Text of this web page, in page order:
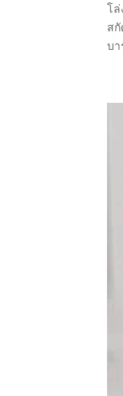
โ
ส
บา